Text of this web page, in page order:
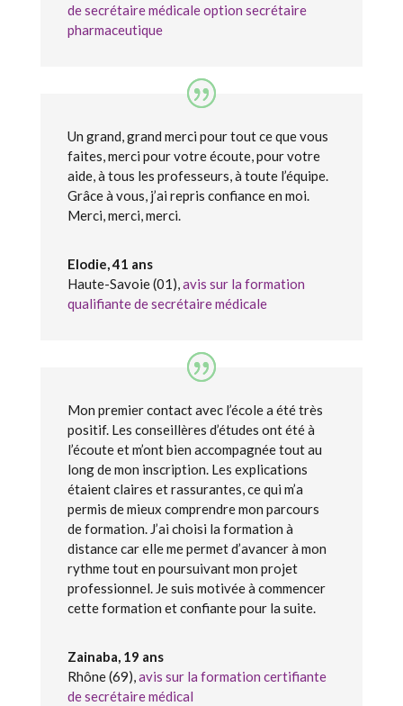
de secrétaire médicale option secrétaire
pharmaceutique
Un grand, grand merci pour tout ce que vous
faites, merci pour votre écoute, pour votre
aide, à tous les professeurs, à toute l’équipe.
Grâce à vous, j’ai repris confiance en moi.
Merci, merci, merci.
Elodie, 41 ans
Haute-Savoie (01),avis sur la formation
qualifiante de secrétaire médicale
Mon premier contact avec l’école a été très
positif. Les conseillères d’études ont été à
l’écoute et m’ont bien accompagnée tout au
long de mon inscription. Les explications
étaient claires et rassurantes, ce qui m’a
permis de mieux comprendre mon parcours
de formation. J’ai choisi la formation à
distance car elle me permet d’avancer à mon
rythme tout en poursuivant mon projet
professionnel. Je suis motivée à commencer
cette formation et confiante pour la suite.
Zainaba, 19 ans
Rhône (69),avis sur la formation certifiante
de secrétaire médical